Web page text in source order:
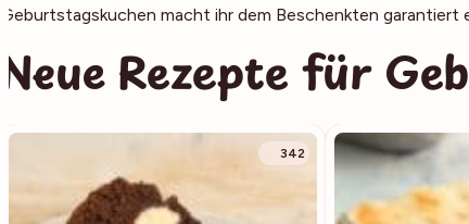
Geburtstagskuchen macht ihr dem Beschenkten garantiert
Neue Rezepte für
342